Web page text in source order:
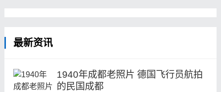
最新资讯
1940年成都老照片 德国飞行员航拍
的民国成都